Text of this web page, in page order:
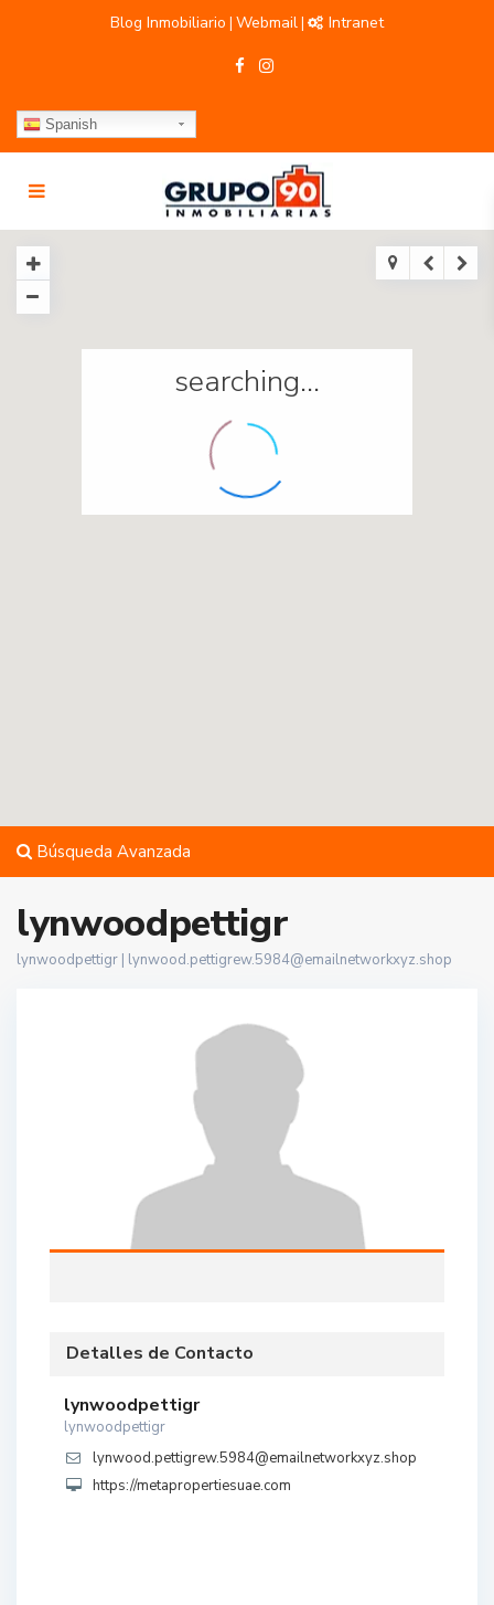
Blog Inmobiliario | Webmail| Intranet
Spanish
searching...
Búsqueda Avanzada
lynwoodpettigr
lynwoodpettigr | lynwood.pettigrew.5984@emailnetworkxyz.shop
Detalles de Contacto
lynwoodpettigr
lynwoodpettigr
lynwood.pettigrew.5984@emailnetworkxyz.shop
https://metapropertiesuae.com